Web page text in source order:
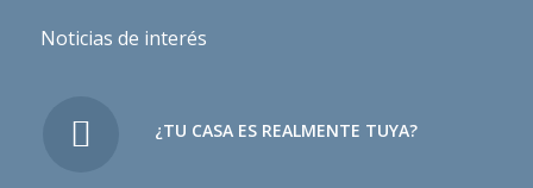
Noticias de interés
¿TU CASA ES REALMENTE TUYA?